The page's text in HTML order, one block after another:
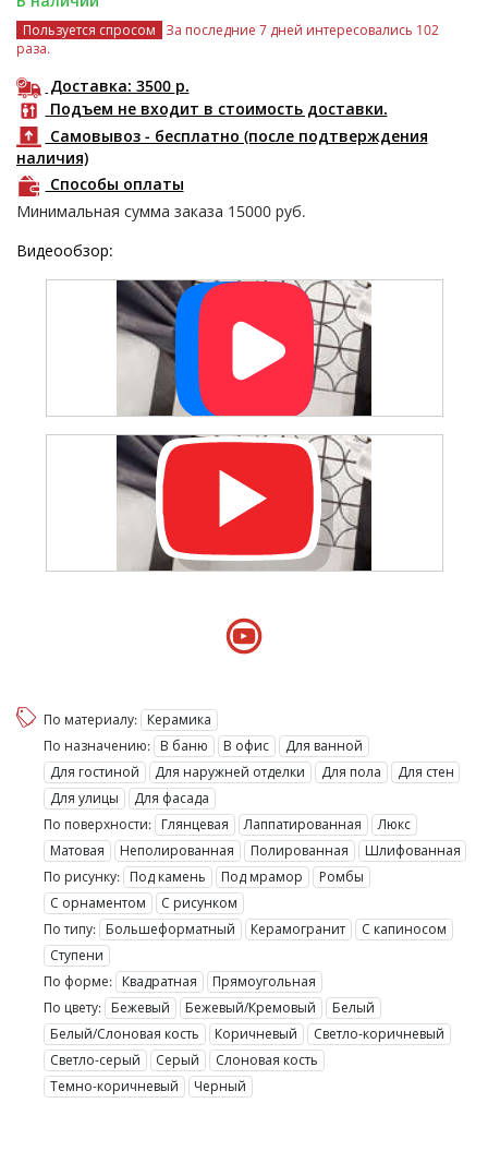
Пользуется спросом
За последние 7 дней интересовались 102
раза.
Доставка: 3500 р.
Подъем не входит в стоимость доставки.
Самовывоз - бесплатно (после подтверждения
наличия)
Способы оплаты
Минимальная сумма заказа 15000 руб.
Видеообзор:
По материалу:
Керамика
По назначению:
В баню В офис
Для ванной
Для гостиной
Для наружней отделки Для пола
Для стен
Для улицы
Для фасада
По поверхности:
Глянцевая Лаппатированная
Люкс
Матовая
Неполированная Полированная
Шлифованная
По рисунку:
Под камень Под мрамор
Ромбы
С орнаментом
С рисунком
По типу:
Большеформатный Керамогранит
С капиносом
Ступени
По форме:
Квадратная
Прямоугольная
По цвету:
Бежевый Бежевый/Кремовый
Белый
Белый/Слоновая кость
Коричневый
Светло-коричневый
Светло-серый
Серый
Слоновая кость
Темно-коричневый
Черный